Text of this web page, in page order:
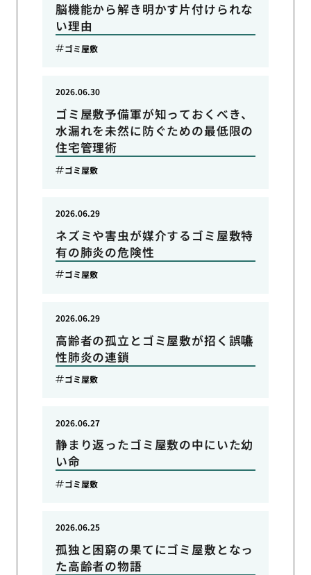
脳機能から解き明かす片付けられな
い理由
ゴミ屋敷
ゴミ屋敷予備軍が知っておくべき、
水漏れを未然に防ぐための最低限の
住宅管理術
2026.06.30
ゴミ屋敷
ネズミや害虫が媒介するゴミ屋敷特
有の肺炎の危険性
2026.06.29
ゴミ屋敷
高齢者の孤立とゴミ屋敷が招く誤嚥
性肺炎の連鎖
2026.06.29
ゴミ屋敷
静まり返ったゴミ屋敷の中にいた幼
い命
2026.06.27
ゴミ屋敷
孤独と困窮の果てにゴミ屋敷となっ
た高齢者の物語
2026.06.25